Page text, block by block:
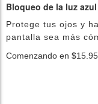
Bloqueo de la luz azul
Protege tus ojos y
pantalla sea más
Comenzando en $15.95